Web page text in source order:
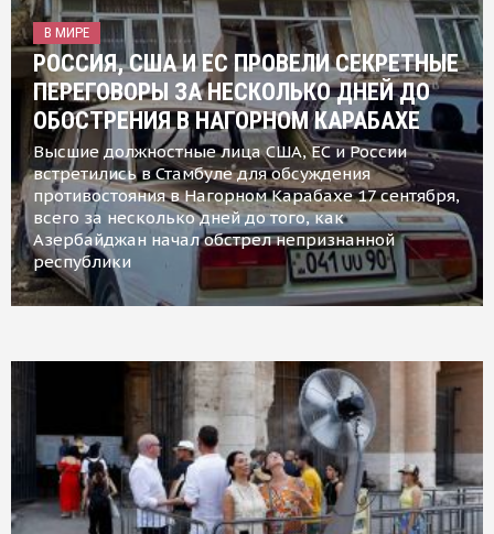
В МИРЕ
РОССИЯ, США И ЕС ПРОВЕЛИ СЕКРЕТНЫЕ
ПЕРЕГОВОРЫ ЗА НЕСКОЛЬКО ДНЕЙ ДО
ОБОСТРЕНИЯ В НАГОРНОМ КАРАБАХЕ
Высшие должностные лица США, ЕС и России
встретились в Стамбуле для обсуждения
противостояния в Нагорном Карабахе 17 сентября,
всего за несколько дней до того, как
Азербайджан начал обстрел непризнанной
республики